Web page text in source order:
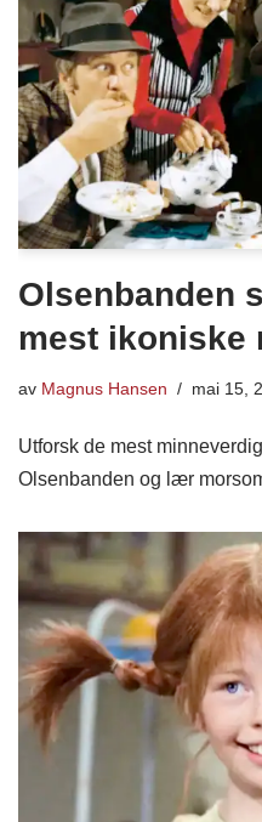
Olsenbanden
mest ikoniske
av Magnus Hansen mai 15,
Utforsk de mest
Olsenbanden og lær